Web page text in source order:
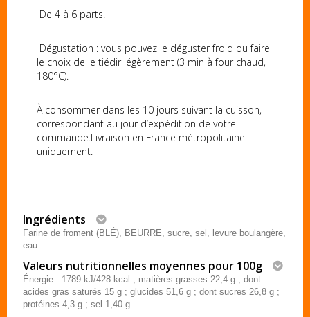
De 4 à 6 parts.
Dégustation : vous pouvez le déguster froid ou faire
le choix de le tiédir légèrement (3 min à four chaud,
180°C).
À consommer dans les 10 jours suivant la cuisson,
correspondant au jour d’expédition de votre
commande.Livraison en France métropolitaine
uniquement.
Ingrédients
Farine de froment (BLÉ), BEURRE, sucre, sel, levure boulangère,
eau.
Valeurs nutritionnelles moyennes pour 100g
Énergie : 1789 kJ/428 kcal ; matières grasses 22,4 g ; dont
acides gras saturés 15 g ; glucides 51,6 g ; dont sucres 26,8 g ;
protéines 4,3 g ; sel 1,40 g.